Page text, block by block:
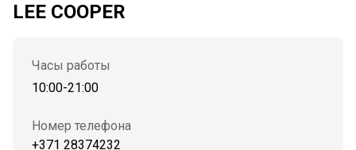
LEE COOPER
Часы работы
10:00-21:00
Номер телефона
+371 28374232